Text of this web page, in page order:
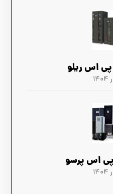
اس ریلو
اس پرسو